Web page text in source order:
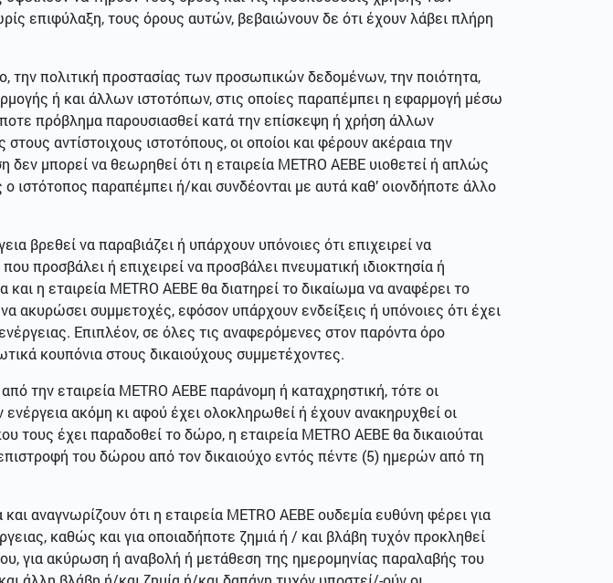
επιφύλαξη, τους όρους αυτών, βεβαιώνουν δε ότι έχουν λάβει πλήρη
την πολιτική προστασίας των προσωπικών δεδομένων, την ποιότητα,
ή και άλλων ιστοτόπων, στις οποίες παραπέμπει η εφαρμογή μέσω
πρόβλημα παρουσιασθεί κατά την επίσκεψη ή χρήση άλλων
αντίστοιχους ιστοτόπους, οι οποίοι και φέρουν ακέραια την
μπορεί να θεωρηθεί ότι η εταιρεία METRO ΑΕΒΕ υιοθετεί ή απλώς
ιστότοπος παραπέμπει ή/και συνδέονται με αυτά καθ’ οιονδήποτε άλλο
βρεθεί να παραβιάζει ή υπάρχουν υπόνοιες ότι επιχειρεί να
προσβάλει ή επιχειρεί να προσβάλει πνευματική ιδιοκτησία ή
η εταιρεία METRO ΑΕΒΕ θα διατηρεί το δικαίωμα να αναφέρει το
ακυρώσει συμμετοχές, εφόσον υπάρχουν ενδείξεις ή υπόνοιες ότι έχει
Επιπλέον, σε όλες τις αναφερόμενες στον παρόντα όρο
κουπόνια στους δικαιούχους συμμετέχοντες.
την εταιρεία METRO ΑΕΒΕ παράνομη ή καταχρηστική, τότε οι
ακόμη κι αφού έχει ολοκληρωθεί ή έχουν ανακηρυχθεί οι
τους έχει παραδοθεί το δώρο, η εταιρεία METRO ΑΕΒΕ θα δικαιούται
του δώρου από τον δικαιούχο εντός πέντε (5) ημερών από τη
αναγνωρίζουν ότι η εταιρεία METRO ΑΕΒΕ ουδεμία ευθύνη φέρει για
καθώς και για οποιαδήποτε ζημιά ή / και βλάβη τυχόν προκληθεί
για ακύρωση ή αναβολή ή μετάθεση της ημερομηνίας παραλαβής του